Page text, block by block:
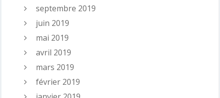
septembre 2019
juin 2019
mai 2019
avril 2019
mars 2019
février 2019